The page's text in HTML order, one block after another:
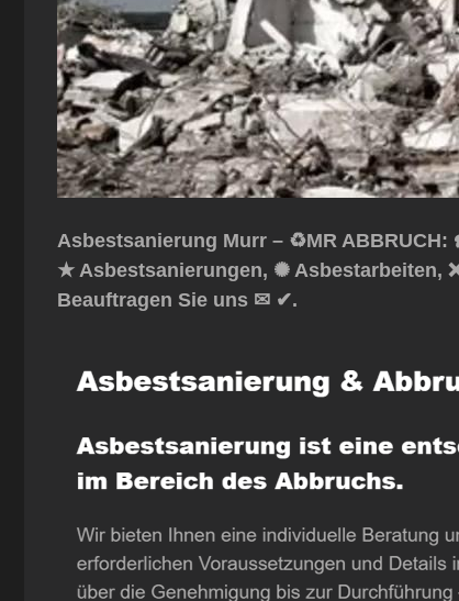
Asbestsanierung Murr – ♻️MR
★ Asbestsanierungen, ✺ Asbestarbeiten,
Beauftragen Sie uns ✉ ✔.